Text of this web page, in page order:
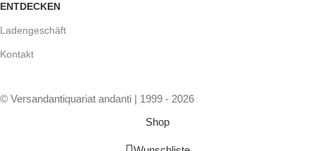
ENTDECKEN
Ladengeschäft
Kontakt
© Versandantiquariat andanti | 1999 - 2026
Shop